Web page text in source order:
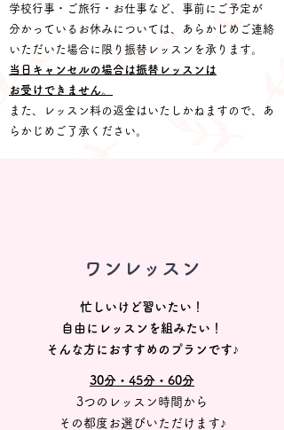
学校行事・ご旅行・お仕事など、事前にご予定が
分かっているお休みについては、あらかじめご連絡
いただいた場合に限り振替レッスンを承ります。
当日キャンセルの場合は振替レッスンは
お受けできません。
また、レッスン料の返金はいたしかねますので、あ
らかじめご了承ください。
​ワンレッスン
忙しいけど習いたい！
自由にレッスンを組みたい！
そんな方におすすめのプランです♪
30分・45分・60分
3つのレッスン時間から
その都度お選びいただけます♪​​